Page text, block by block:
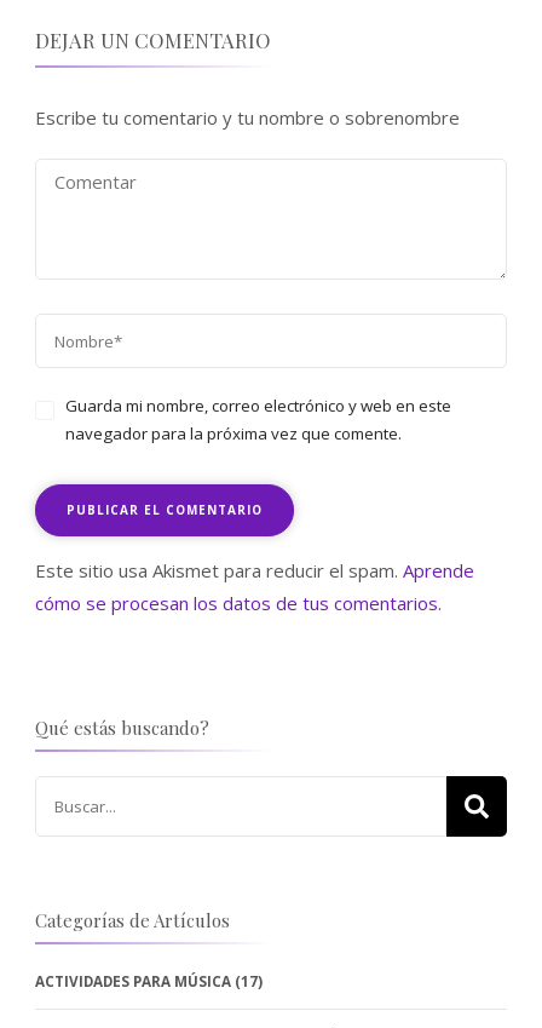
DEJAR UN COMENTARIO
Escribe tu comentario y tu nombre o sobrenombre
Guarda mi nombre, correo electrónico y web en este
navegador para la próxima vez que comente.
Este sitio usa Akismet para reducir el spam. Aprende
cómo se procesan los datos de tus comentarios.
Qué estás buscando?
Categorías de Artículos
ACTIVIDADES PARA MÚSICA (17)